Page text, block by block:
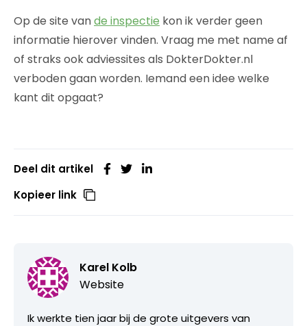
Op de site vande inspectie kon ik verder geen
informatie hierover vinden. Vraag me met name af
of straks ook adviessites als DokterDokter.nl
verboden gaan worden. Iemand een idee welke
kant dit opgaat?
Deel dit artikel
Kopieer link
Karel Kolb
Website
Ik werkte tien jaar bij de grote uitgevers van